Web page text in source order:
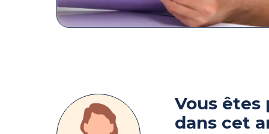
Vous
dans cet